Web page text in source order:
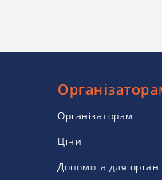
Організаторам
Ціни
Допомога для